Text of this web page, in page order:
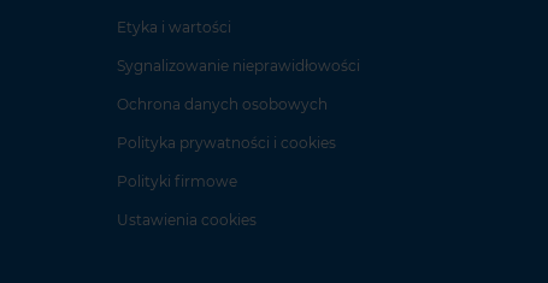
Etyka i wartości
Sygnalizowanie nieprawidłowości
Ochrona danych osobowych
Polityka prywatności i cookies
Polityki firmowe
Ustawienia cookies